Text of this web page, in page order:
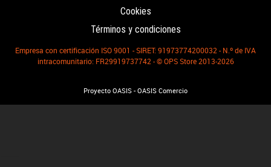
Cookies
Términos y condiciones
Empresa con certificación ISO 9001 - SIRET: 91973774200032 - N.º de IVA
intracomunitario: FR29919737742 - © OPS Store 2013-2026
Proyecto OASIS - OASIS Comercio